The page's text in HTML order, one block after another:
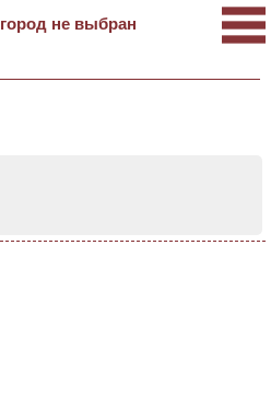
город не выбран